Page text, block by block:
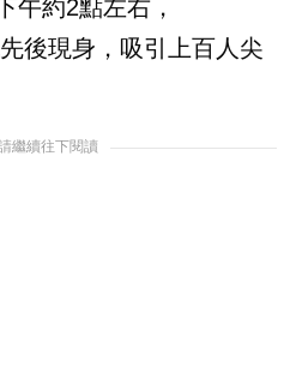
午約2點左右，
後現身，吸引上百人尖
繼續往下閱讀